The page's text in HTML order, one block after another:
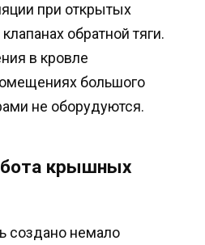
при открытых
обратной тяги.
в кровле
большого
не оборудуются.
крышных
создано немало